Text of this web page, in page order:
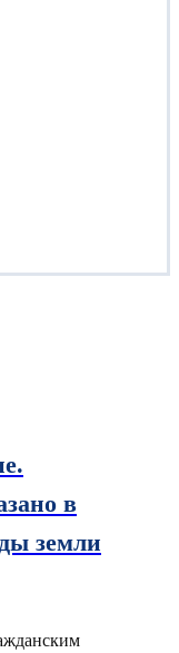
в
земли